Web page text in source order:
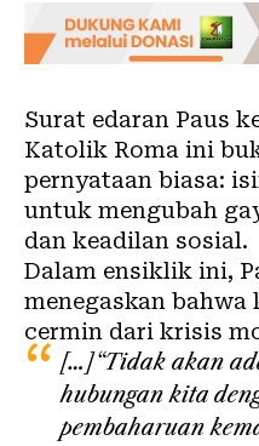
Surat edaran Paus
Katolik Roma ini
pernyataan biasa:
untuk mengubah
dan keadilan sosial.
Dalam ensiklik ini,
menegaskan
cermin dari krisis
[…]“Tidak akan
hubungan kita
pembaharuan